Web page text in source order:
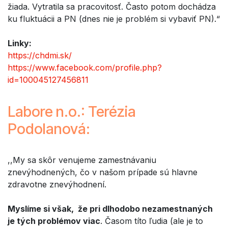
žiada. Vytratila sa pracovitosť. Často potom dochádza
ku fluktuácii a PN (dnes nie je problém si vybaviť PN).“
Linky:
https://chdmi.sk/
https://www.facebook.com/profile.php?
id=100045127456811
Labore n.o.: Terézia
Podolanová:
,,My sa skôr venujeme zamestnávaniu
znevýhodnených, čo v našom prípade sú hlavne
zdravotne znevýhodnení.
Myslíme si však, že pri dlhodobo nezamestnaných
je tých problémov viac. Časom títo ľudia (ale je to